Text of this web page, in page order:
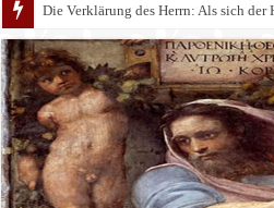
Die Verklärung des Herrn: Als sich